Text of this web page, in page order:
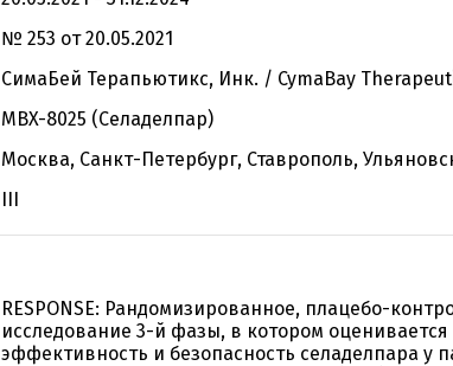
№ 253 от 20.05.2021
СимаБей Терапьютикс, Инк. / CymaBay
MBX-8025 (Селаделпар)
Москва, Санкт-Петербург, Ставрополь,
III
RESPONSE: Рандомизированное, плацебо-
исследование 3-й фазы, в котором оценивается
эффективность и безопасность селаделпара у